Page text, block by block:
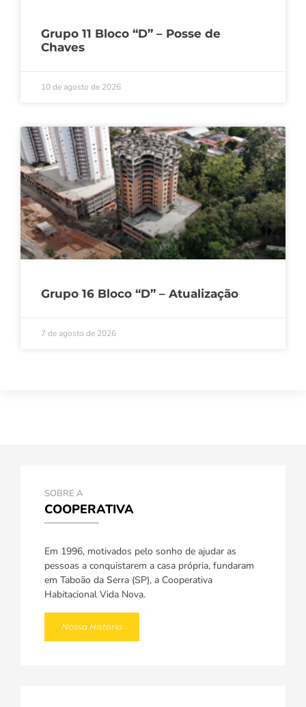
Grupo 11 Bloco “D” – Posse de
Chaves
10 de agosto de 2026
Grupo 16 Bloco “D” – Atualização
7 de agosto de 2026
SOBRE A
COOPERATIVA
Em 1996, motivados pelo sonho de ajudar as
pessoas a conquistarem a casa própria, fundaram
em Taboão da Serra (SP), a Cooperativa
Habitacional Vida Nova.
Nossa História